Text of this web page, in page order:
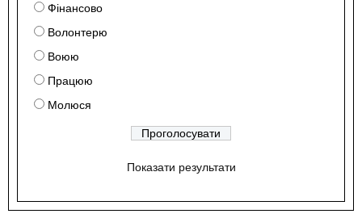
Фінансово
Волонтерю
Воюю
Працюю
Молюся
Показати результати